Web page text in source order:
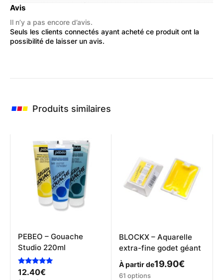
Avis
Il n’y a pas encore d’avis.
Seuls les clients connectés ayant acheté ce produit ont la
possibilité de laisser un avis.
Produits similaires
PEBEO – Gouache
Studio 220ml
Note
5.00
12.40€
BLOCKX – Aquarelle
extra-fine godet géant
À partir de19.90€
Ce
61 options